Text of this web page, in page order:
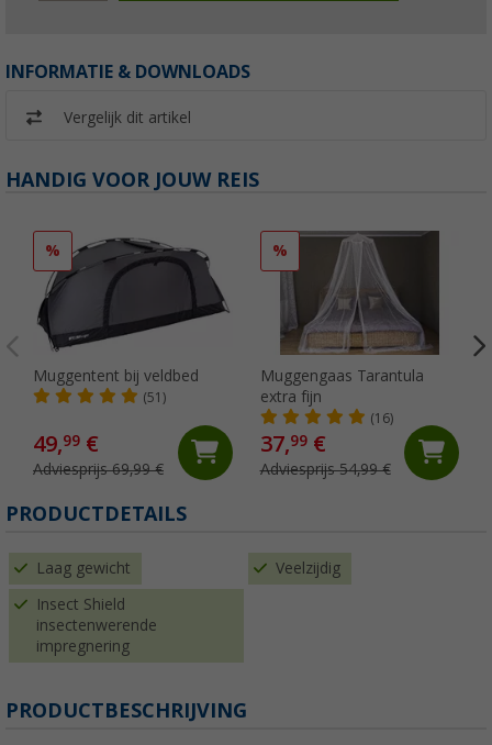
INFORMATIE & DOWNLOADS
Vergelijk dit artikel
HANDIG VOOR JOUW REIS
%
Muggentent bij veldbed
(51)
49,99 €
Adviesprijs 69,99 €
%
Muggengaas Tarantula
extra fijn
(16)
37,99€
Adviesprijs 54,99 €
PRODUCTDETAILS
Laag gewicht Veelzijdig
Insect Shield
insectenwerende
impregnering
PRODUCTBESCHRIJVING